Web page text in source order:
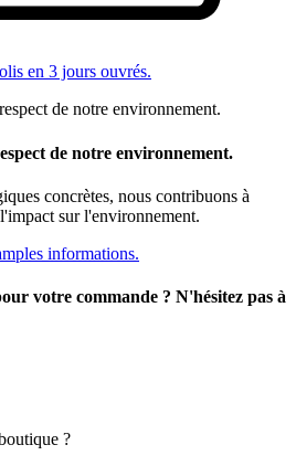
en 3 jours ouvrés.
de notre environnement.
concrètes, nous contribuons à
sur l'environnement.
informations.
votre commande ? N'hésitez pas à
?